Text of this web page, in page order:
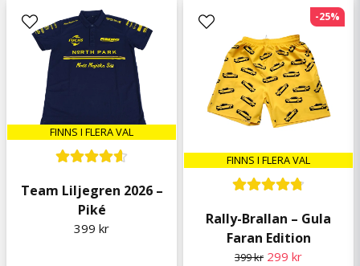
FINNS I FLERA VAL
Team Liljegren 2026 –
Piké
399 kr
FINNS I FLERA VAL
Rally-Brallan – Gula
Faran Edition
399 kr 299 kr
-25%